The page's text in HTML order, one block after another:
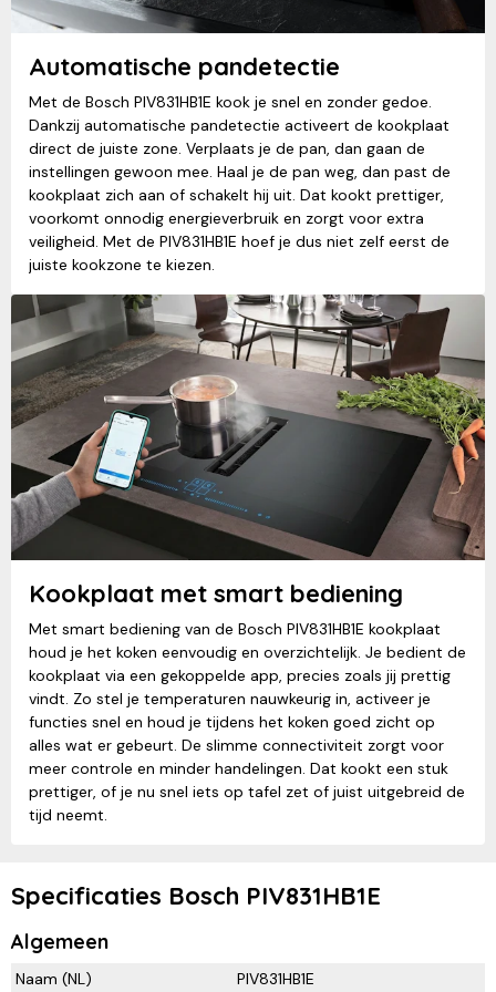
Automatische pandetectie
Met de Bosch PIV831HB1E kook je snel en zonder gedoe.
Dankzij automatische pandetectie activeert de kookplaat
direct de juiste zone. Verplaats je de pan, dan gaan de
instellingen gewoon mee. Haal je de pan weg, dan past de
kookplaat zich aan of schakelt hij uit. Dat kookt prettiger,
voorkomt onnodig energieverbruik en zorgt voor extra
veiligheid. Met de PIV831HB1E hoef je dus niet zelf eerst de
juiste kookzone te kiezen.
Kookplaat met smart bediening
Met smart bediening van de Bosch PIV831HB1E kookplaat
houd je het koken eenvoudig en overzichtelijk. Je bedient de
kookplaat via een gekoppelde app, precies zoals jij prettig
vindt. Zo stel je temperaturen nauwkeurig in, activeer je
functies snel en houd je tijdens het koken goed zicht op
alles wat er gebeurt. De slimme connectiviteit zorgt voor
meer controle en minder handelingen. Dat kookt een stuk
prettiger, of je nu snel iets op tafel zet of juist uitgebreid de
tijd neemt.
Specificaties Bosch PIV831HB1E
Algemeen
Naam (NL) PIV831HB1E